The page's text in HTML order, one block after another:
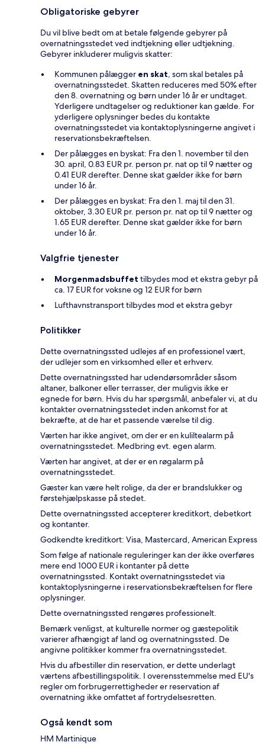
Obligatoriske gebyrer
Du vil blive bedt om at betale følgende gebyrer på
overnatningsstedet ved indtjekning eller udtjekning.
Gebyrer inkluderer muligvis skatter:
Kommunen pålægger en skat, som skal betales på
overnatningsstedet. Skatten reduceres med 50% efter
den 8. overnatning og børn under 16 år er undtaget.
Yderligere undtagelser og reduktioner kan gælde. For
yderligere oplysninger bedes du kontakte
overnatningsstedet via kontaktoplysningerne angivet i
reservationsbekræftelsen.
Der pålægges en byskat: Fra den 1. november til den
30. april, 0.83 EUR pr. person pr. nat op til 9 nætter og
0.41 EUR derefter. Denne skat gælder ikke for børn
under 16 år.
Der pålægges en byskat: Fra den 1. maj til den 31.
oktober, 3.30 EUR pr. person pr. nat op til 9 nætter og
1.65 EUR derefter. Denne skat gælder ikke for børn
under 16 år.
Valgfrie tjenester
Morgenmadsbuffet tilbydes mod et ekstra gebyr på
ca. 17 EUR for voksne og 12 EUR for børn
Lufthavnstransport tilbydes mod et ekstra gebyr
Politikker
Dette overnatningssted udlejes af en professionel vært,
der udlejer som en virksomhed eller et erhverv.
Dette overnatningssted har udendørsområder såsom
altaner, balkoner eller terrasser, der muligvis ikke er
egnede for børn. Hvis du har spørgsmål, anbefaler vi, at du
kontakter overnatningsstedet inden ankomst for at
bekræfte, at de har et passende værelse til dig.
Værten har ikke angivet, om der er en kuliltealarm på
overnatningsstedet. Medbring evt. egen alarm.
Værten har angivet, at der er en røgalarm på
overnatningsstedet.
Gæster kan være helt rolige, da der er brandslukker og
førstehjælpskasse på stedet.
Dette overnatningssted accepterer kreditkort, debetkort
og kontanter.
Godkendte kreditkort: Visa, Mastercard, American Express
Som følge af nationale reguleringer kan der ikke overføres
mere end 1000 EUR i kontanter på dette
overnatningssted. Kontakt overnatningsstedet via
kontaktoplysningerne i reservationsbekræftelsen for flere
oplysninger.
Dette overnatningssted rengøres professionelt.
Bemærk venligst, at kulturelle normer og gæstepolitik
varierer afhængigt af land og overnatningssted. De
angivne politikker kommer fra overnatningsstedet.
Hvis du afbestiller din reservation, er dette underlagt
værtens afbestillingspolitik. I overensstemmelse med EU's
regler om forbrugerrettigheder er reservation af
overnatning ikke omfattet af fortrydelsesretten.
Også kendt som
HM Martinique